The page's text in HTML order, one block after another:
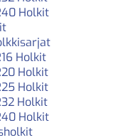
Holkit
Holkit
Holkit
Holkit
Holkit
Holkit